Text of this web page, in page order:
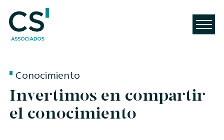
Conocimiento
Invertimos en compartir
el conocimiento